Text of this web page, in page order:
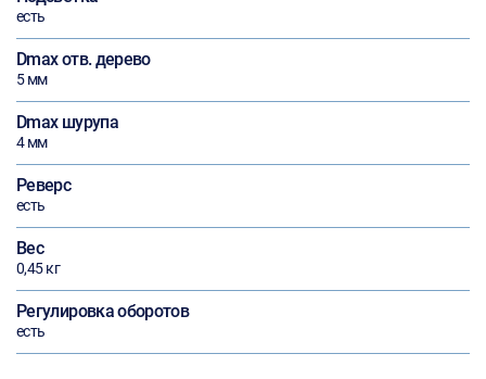
есть
Dmax отв. дерево
5 мм
Dmax шурупа
4 мм
Реверс
есть
Вес
0,45 кг
Регулировка оборотов
есть